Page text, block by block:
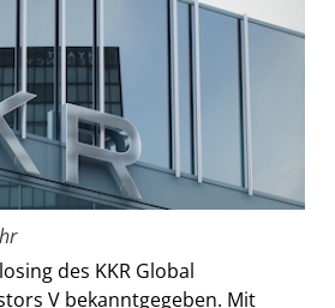
des KKR Global
V bekanntgegeben. Mit